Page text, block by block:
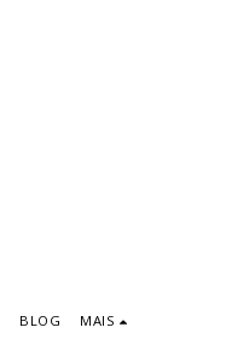
BLOG MAIS